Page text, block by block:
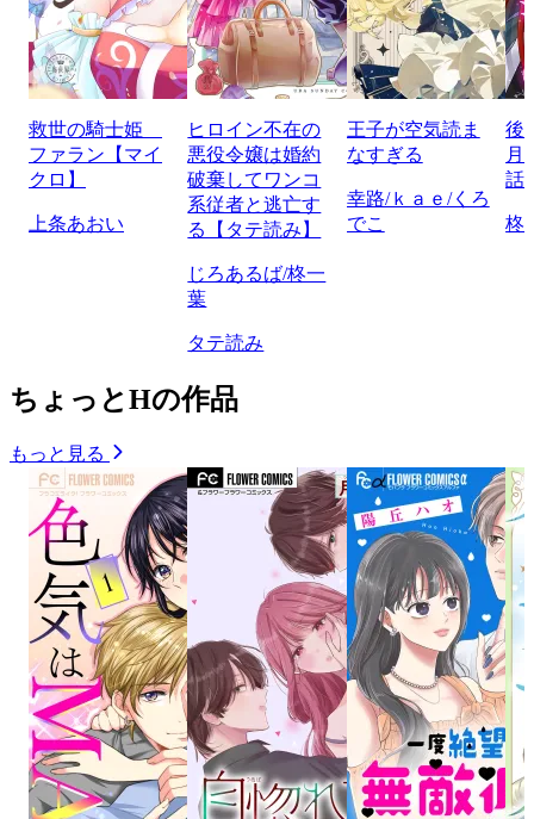
救世の騎士姫
ファラン【マイ
クロ】
上条あおい
ヒロイン不在の
悪役令嬢は婚約
破棄してワンコ
系従者と逃亡す
る【タテ読み】
じろあるば/柊一
葉
タテ読み
王子が空気読ま
なすぎる
幸路/ｋａｅ/くろ
でこ
後
月
話
柊
ちょっとHの作品
もっと見る